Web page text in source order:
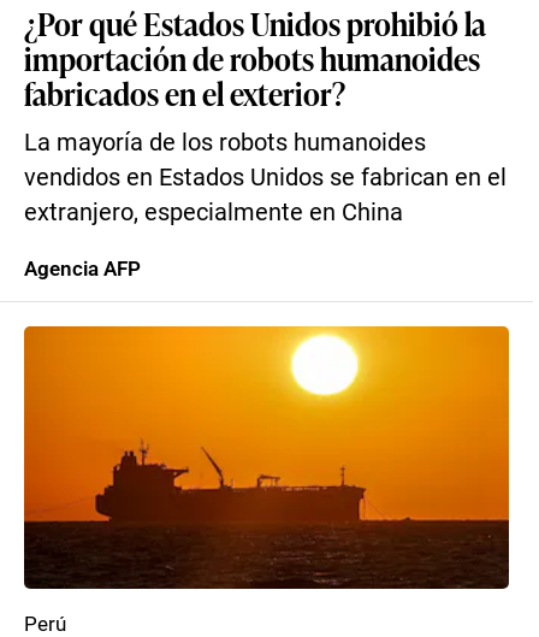
¿Por qué Estados Unidos prohibió la
importación de robots humanoides
fabricados en el exterior?
La mayoría de los robots humanoides
vendidos en Estados Unidos se fabrican en el
extranjero, especialmente en China
Agencia AFP
Perú